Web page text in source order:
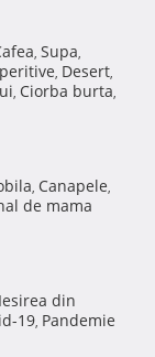
, Supa,
, Desert,
, Ciorba burta,
, Canapele,
de mama
Iesirea din
19, Pandemie